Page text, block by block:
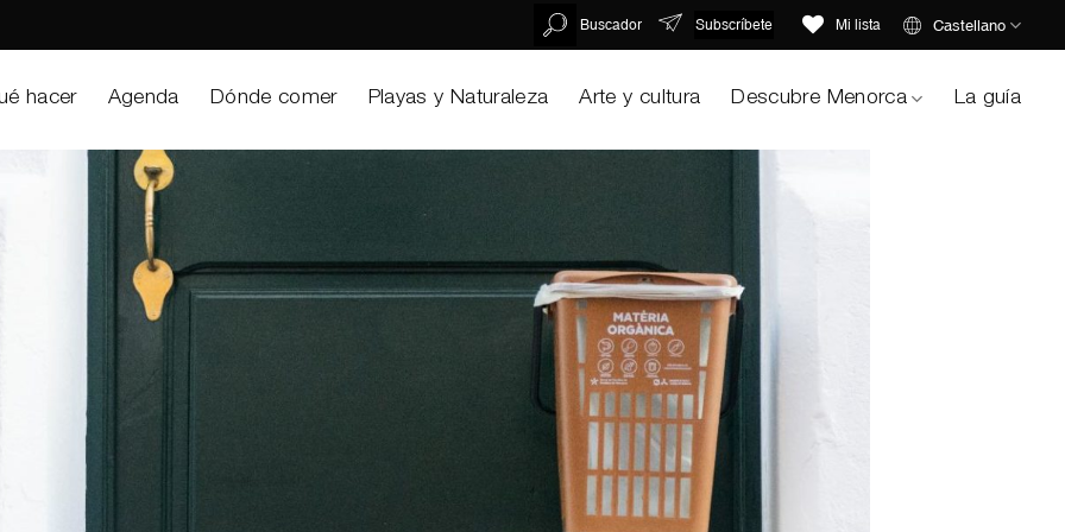
Buscador Subscríbete Mi lista Castellano
hacer Agenda Dónde comer Playas y Naturaleza Arte y cultura Descubre Menorca La guía